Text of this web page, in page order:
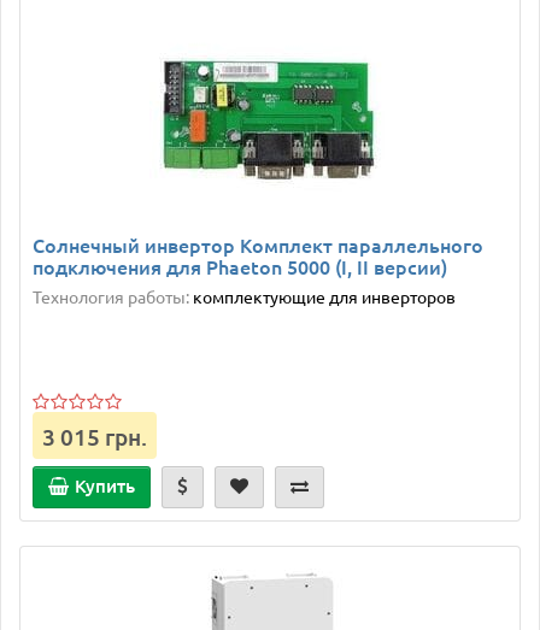
Солнечный инвертор Комплект параллельного
подключения для Phaeton 5000 (І, ІІ версии)
Технология работы: комплектующие для инверторов
3 015 грн.
Купить